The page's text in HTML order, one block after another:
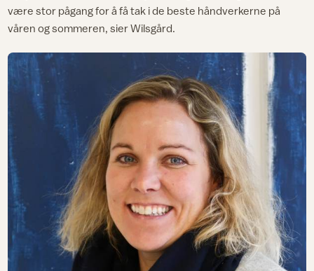
være stor pågang for å få tak i de beste håndverkerne på
våren og sommeren, sier Wilsgård.